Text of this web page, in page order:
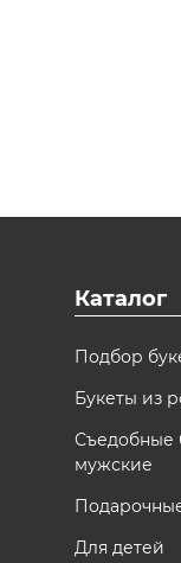
Каталог
Подбор
Букеты из
Съедобные
мужские
Для детей